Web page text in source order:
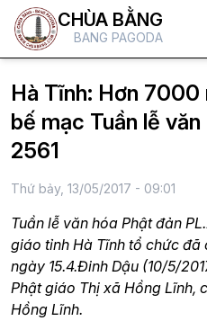
CHÙA BẰNG
BANG PAGODA
Hà Tĩnh: Hơn
bế mạc Tuần lễ
2561
Thứ bảy, 13/05/2017 - 09:01
Tuần lễ văn hóa Phật đản
giáo tỉnh Hà Tĩnh tổ chức đã
ngày 15.4.Đinh Dậu (10/5/
Phật giáo Thị xã Hồng Lĩnh,
Hồng Lĩnh.